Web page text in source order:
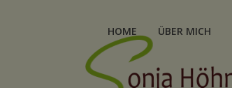
HOME ÜBER MICH